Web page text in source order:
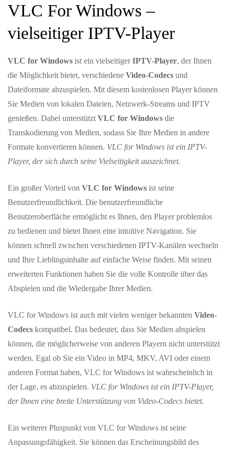
VLC For Windows –
vielseitiger IPTV-Player
VLC for Windows ist ein vielseitigerIPTV-Player, der Ihnen
die Möglichkeit bietet, verschiedene Video-Codecs und
Dateiformate abzuspielen. Mit diesem kostenlosen Player können
Sie Medien von lokalen Dateien, Netzwerk-Streams und IPTV
genießen. Dabei unterstützt VLC for Windows die
Transkodierung von Medien, sodass Sie Ihre Medien in andere
Formate konvertieren können. VLC for Windows ist ein IPTV-
Player, der sich durch seine Vielseitigkeit auszeichnet.
Ein großer Vorteil von VLC for Windows ist seine
Benutzerfreundlichkeit. Die benutzerfreundliche
Benutzeroberfläche ermöglicht es Ihnen, den Player problemlos
zu bedienen und bietet Ihnen eine intuitive Navigation. Sie
können schnell zwischen verschiedenen IPTV-Kanälen wechseln
und Ihre Lieblingsinhalte auf einfache Weise finden. Mit seinen
erweiterten Funktionen haben Sie die volle Kontrolle über das
Abspielen und die Wiedergabe Ihrer Medien.
VLC for Windows ist auch mit vielen weniger bekannten Video-
Codecs kompatibel. Das bedeutet, dass Sie Medien abspielen
können, die möglicherweise von anderen Playern nicht unterstützt
werden. Egal ob Sie ein Video in MP4, MKV, AVI oder einem
anderen Format haben, VLC for Windows ist wahrscheinlich in
der Lage, es abzuspielen. VLC for Windows ist ein IPTV-Player,
der Ihnen eine breite Unterstützung von Video-Codecs bietet.
Ein weiterer Pluspunkt von VLC for Windows ist seine
Anpassungsfähigkeit. Sie können das Erscheinungsbild des